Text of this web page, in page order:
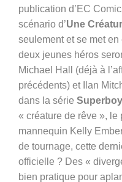
publication d’EC
scénario d’Une
seulement et se met
deux jeunes héros
Michael Hall (déjà à
précédents) et Ilan
dans la série Superboy
« créature de rêve », le
mannequin Kelly
de tournage, cette
officielle ? Des «
bien pratique pour